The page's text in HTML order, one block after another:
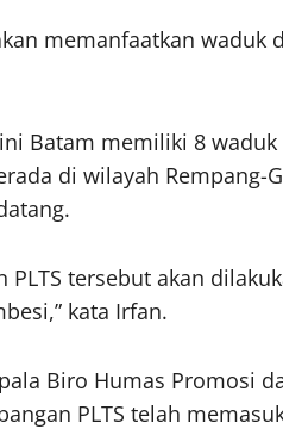
memanfaatkan waduk
Batam memiliki 8
di wilayah Rempang-
PLTS tersebut akan
kata Irfan.
Biro Humas Promosi
PLTS telah